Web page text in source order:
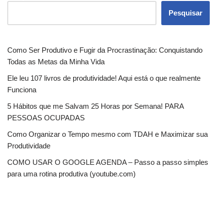
Pesquisar
Como Ser Produtivo e Fugir da Procrastinação: Conquistando
Todas as Metas da Minha Vida
Ele leu 107 livros de produtividade! Aqui está o que realmente
Funciona
5 Hábitos que me Salvam 25 Horas por Semana! PARA
PESSOAS OCUPADAS
Como Organizar o Tempo mesmo com TDAH e Maximizar sua
Produtividade
COMO USAR O GOOGLE AGENDA – Passo a passo simples
para uma rotina produtiva (youtube.com)